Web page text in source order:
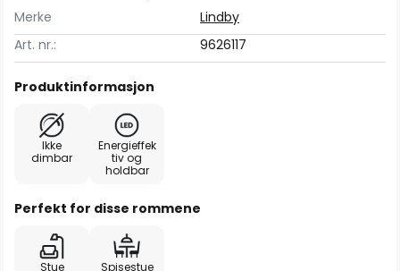
Merke
Lindby
Art. nr.:
9626117
Produktinformasjon
Ikke
dimbar
Energieffek
tiv og
holdbar
Perfekt for disse rommene
Stue Spisestue